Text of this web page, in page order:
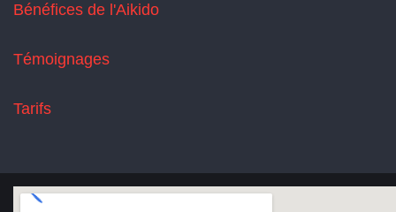
Bénéfices de l'Aikido
Témoignages
Tarifs